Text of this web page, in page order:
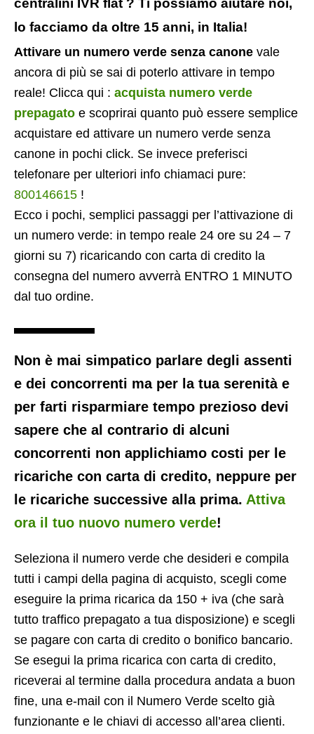
centralini IVR flat ? Ti possiamo aiutare noi,
lo facciamo da oltre 15 anni, in Italia!
Attivare un numero verde senza canone vale
ancora di più se sai di poterlo attivare in tempo
reale! Clicca qui : acquista numero verde
prepagato e scoprirai quanto può essere semplice
acquistare ed attivare un numero verde senza
canone in pochi click. Se invece preferisci
telefonare per ulteriori info chiamaci pure:
800146615 !
Ecco i pochi, semplici passaggi per l’attivazione di
un numero verde: in tempo reale 24 ore su 24 – 7
giorni su 7) ricaricando con carta di credito la
consegna del numero avverrà ENTRO 1 MINUTO
dal tuo ordine.
Non è mai simpatico parlare degli assenti
e dei concorrenti ma per la tua serenità e
per farti risparmiare tempo prezioso devi
sapere che al contrario di alcuni
concorrenti non applichiamo costi per le
ricariche con carta di credito, neppure per
le ricariche successive alla prima. Attiva
ora il tuo nuovo numero verde!
Seleziona il numero verde che desideri e compila
tutti i campi della pagina di acquisto, scegli come
eseguire la prima ricarica da 150 + iva (che sarà
tutto traffico prepagato a tua disposizione) e scegli
se pagare con carta di credito o bonifico bancario.
Se esegui la prima ricarica con carta di credito,
riceverai al termine dalla procedura andata a buon
fine, una e-mail con il Numero Verde scelto già
funzionante e le chiavi di accesso all’area clienti.